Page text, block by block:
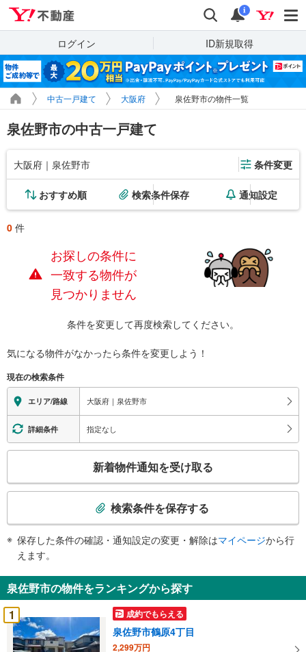
検索 通知
i
ログイン ID新規取得
中古一戸建て 大阪府 泉佐野市の物件一覧
泉佐野市の中古一戸建て
大阪府｜泉佐野市 条件変更
おすすめ順 検索条件保存 通知設定
0 件
お探しの条件に
一致する物件が
見つかりません
条件を変更して再度検索してください。
気になる物件がなかったら条件を変更しよう！
現在の検索条件
エリア/路線 大阪府｜泉佐野市
詳細条件 指定なし
検
知
を
受
け
取
新着物件通知を受け取る
検索条件を保存する
保存した条件の確認・通知設定の変更・解除はマイページから行
えます。
泉佐野市の物件をランキングから探す
1
成約でもらえる
泉佐野市鶴原4丁目
2,299万円